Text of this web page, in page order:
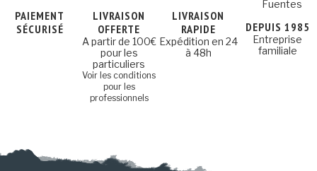
PAIEMENT
SÉCURISÉ
LIVRAISON
OFFERTE
A partir de 100€
pour les
particuliers
Voir les conditions
pour les
professionnels
LIVRAISON
RAPIDE
Expédition en 24
à 48h
DEPUIS 1985
Entreprise
familiale